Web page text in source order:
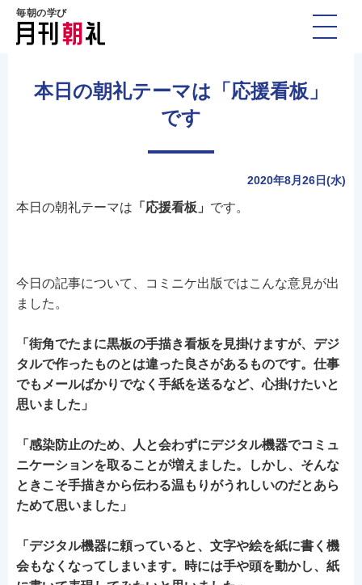
毎朝の学び
本日の朝礼テーマは「応援看板」
です
2020年8月26日(水)
本日の朝礼テーマは 「応援看板」 です。
今日の記事について、コミニケ出版ではこんな意見が出
ました。
「街角でたまに黒板の手描き看板を見掛けますが、デジ
タルで作ったものとは違った良さがあるものです。仕事
でもメールばかりでなく手紙を送るなど、心掛けたいと
思いました」
「感染防止のため、人と会わずにデジタル機器でコミュ
ニケーションを取ることが増えました。しかし、そんな
ときこそ手描きから伝わる温もりがうれしいのだとあら
ためて思いました」
「デジタル機器に頼っていると、文字や絵を紙に書く機
会もなくなってしまいます。時には手や頭を動かし、紙